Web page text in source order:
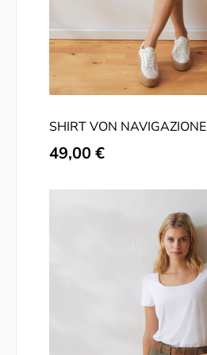
SHIRT VON NAVIGAZIONE
Regulärer Preis:
49,00 €